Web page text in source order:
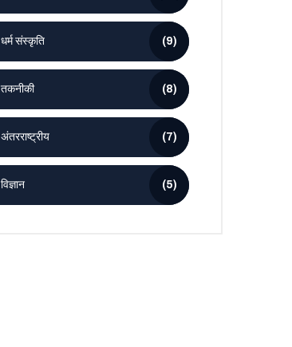
धर्म संस्कृति (9)
तकनीकी (8)
अंतरराष्ट्रीय (7)
विज्ञान (5)